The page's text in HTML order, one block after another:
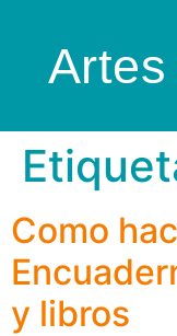
Como
y libros